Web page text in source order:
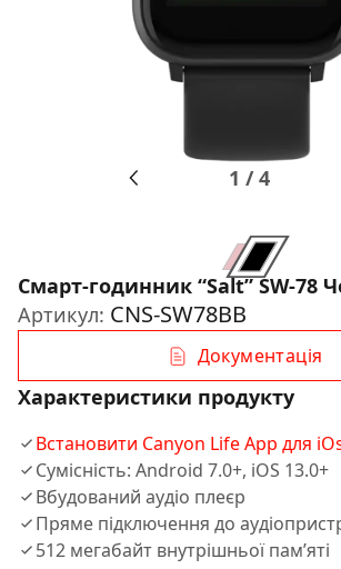
1 /4
Смарт-годинник “Salt” SW-78
Артикул: CNS-SW78BB
Документація
Характеристики продукту
Встановити Canyon Life App для
Сумісність: Android 7.0+, iOS 13.0+
Вбудований аудіо плеєр
Пряме підключення до
512 мегабайт внутрішньої пам’яті